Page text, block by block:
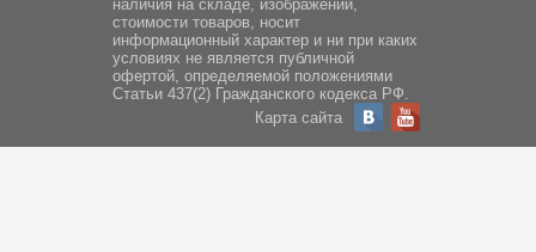
наличия на складе, изображений,
стоимости товаров, носит
информационный характер и ни при каких
условиях не является публичной
офертой, определяемой положениями
Статьи 437(2) Гражданского кодекса РФ.
Карта сайта